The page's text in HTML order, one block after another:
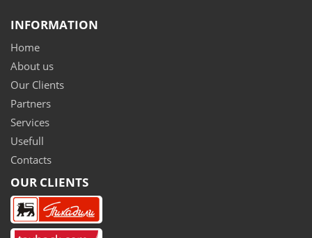
INFORMATION
Home
About us
Our Clients
Partners
Services
Usefull
Contacts
OUR CLIENTS